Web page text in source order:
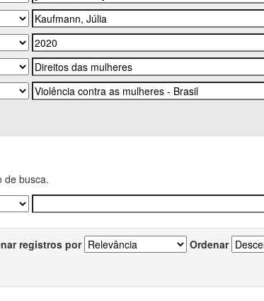
de busca.
registros por Ordenar